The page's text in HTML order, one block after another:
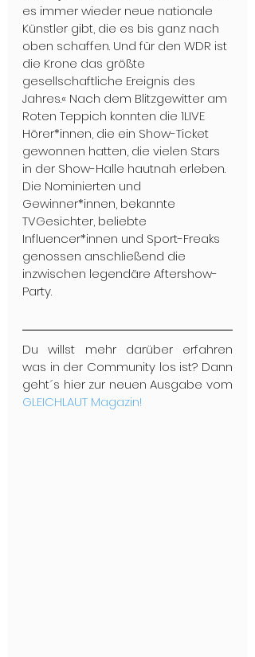
es immer wieder neue nationale
Künstler gibt, die es bis ganz nach
oben schaffen. Und für den WDR ist
die Krone das größte
gesellschaftliche Ereignis des
Jahres.« Nach dem Blitzgewitter am
Roten Teppich konnten die 1LIVE
Hörer*innen, die ein Show-Ticket
gewonnen hatten, die vielen Stars
in der Show-Halle hautnah erleben.
Die Nominierten und
Gewinner*innen, bekannte
TVGesichter, beliebte
Influencer*innen und Sport-Freaks
genossen anschließend die
inzwischen legendäre Aftershow-
Party.
Du willst mehr darüber erfahren
was in der Community los ist? Dann
GLEICHLAUT Magazin!